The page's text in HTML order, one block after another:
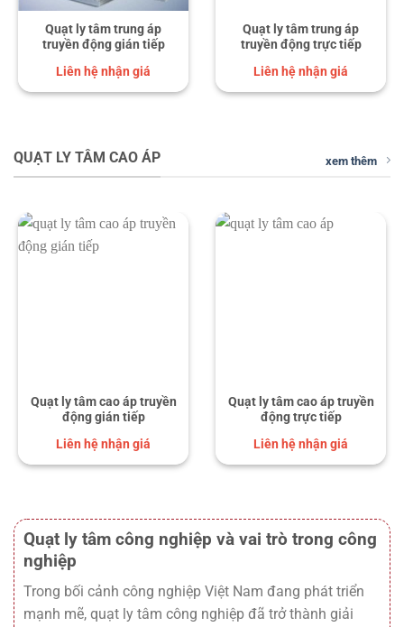
Quạt ly tâm trung áp
truyền động gián tiếp
Liên hệ nhận giá
Quạt ly tâm trung áp
truyền động trực tiếp
Liên hệ nhận giá
QUẠT LY TÂM CAO ÁP xem thêm
Quạt ly tâm cao áp truyền
động gián tiếp
Liên hệ nhận giá
Quạt ly tâm cao áp truyền
động trực tiếp
Liên hệ nhận giá
Quạt ly tâm công nghiệp và vai trò trong công
nghiệp
Trong bối cảnh công nghiệp Việt Nam đang phát triển
mạnh mẽ, quạt ly tâm công nghiệp đã trở thành giải